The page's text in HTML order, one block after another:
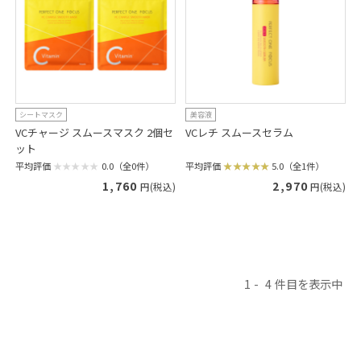
シートマスク
VCチャージ スムースマスク 2個セ
ット
平均評価 0.0（全0件）
1,760 円(税込)
美容液
VCレチ スムースセラム
平均評価 5.0（全1件）
2,970 円(税込)
1 4